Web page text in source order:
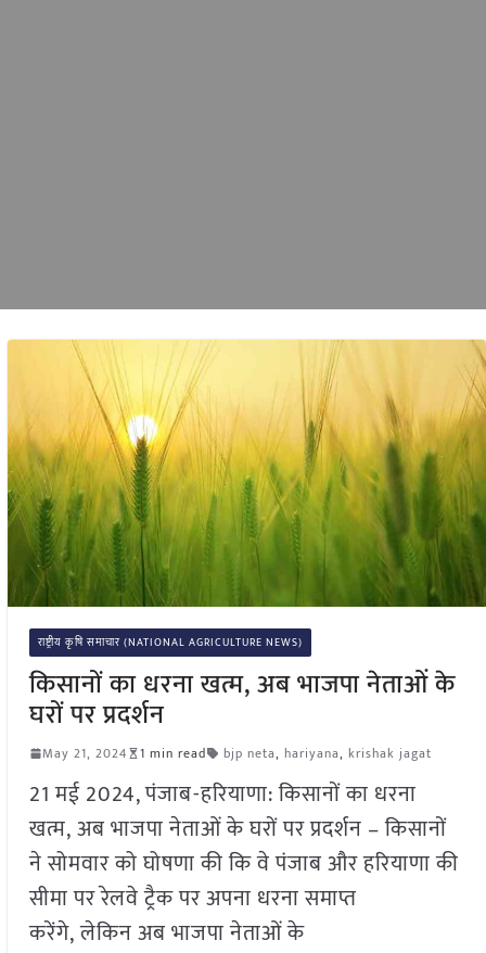
राष्ट्रीय कृषि समाचार (NATIONAL AGRICULTURE NEWS)
किसानों का धरना खत्म, अब भाजपा नेताओं के
घरों पर प्रदर्शन
May 21, 2024 1 min read bjp neta, hariyana, krishak jagat
21 मई 2024, पंजाब-हरियाणा: किसानों का धरना
खत्म, अब भाजपा नेताओं के घरों पर प्रदर्शन – किसानों
ने सोमवार को घोषणा की कि वे पंजाब और हरियाणा की
सीमा पर रेलवे ट्रैक पर अपना धरना समाप्त
करेंगे, लेकिन अब भाजपा नेताओं के